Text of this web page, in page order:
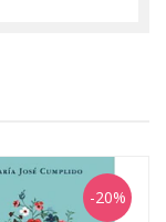
-20%